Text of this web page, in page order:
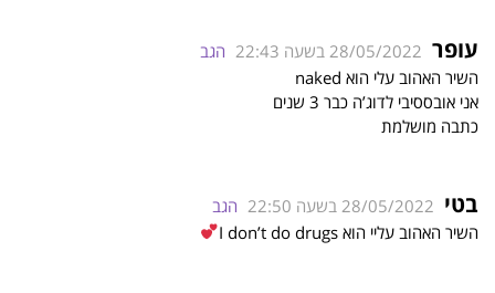
עופר 28/05/2022 בשעה 22:43
הגב
השיר האהוב עלי הוא naked
אני אובססיבי לדוג’ה כבר 3 שנים
כתבה מושלמת
בטי 28/05/2022 בשעה 22:50
הגב
השיר האהוב עליי הוא I don’t do drugs